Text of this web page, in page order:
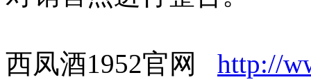
西凤酒1952官网 http://